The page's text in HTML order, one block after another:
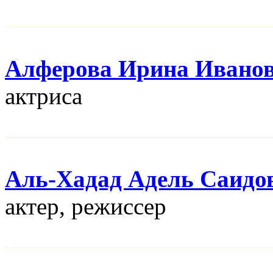
Алферова Ирина
актриса
Аль-Хадад Адель
актер, режисcер